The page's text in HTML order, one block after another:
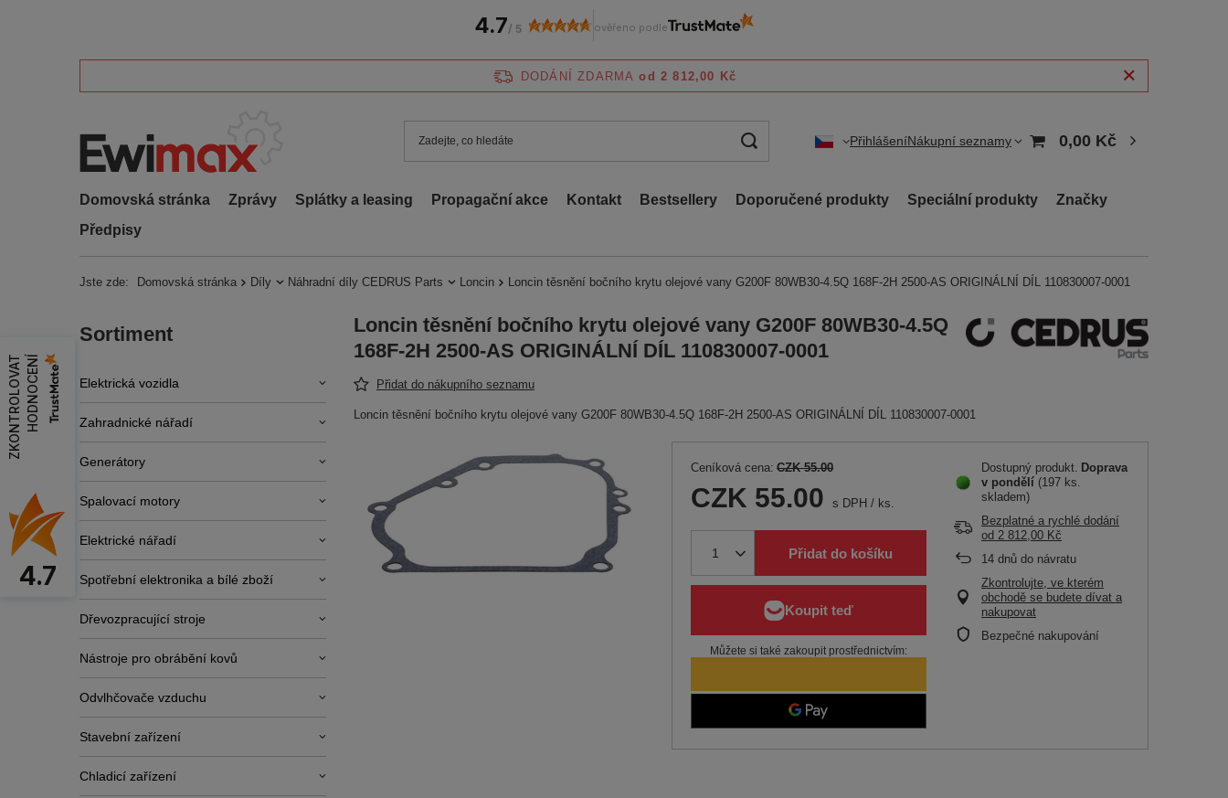
DODÁNÍ ZDARMA od 2 812,00 Kč
PřihlášeníNákupní seznamy 0,00 Kč
Domovská stránka Zprávy Splátky a leasing Propagační akce Kontakt Bestsellery Doporučené produkty Speciální produkty
Značky
Předpisy
Jste zde: Domovská stránka Díly Náhradní díly CEDRUS Parts Loncin Loncin těsnění bočního krytu olejové vany G200F 80WB30-4.5Q 168F-2H 2500-AS ORIGINÁLNÍ DÍL 110830007-0001
Sortiment
Elektrická vozidla
Zahradnické nářadí
Generátory
Spalovací motory
Elektrické nářadí
Spotřební elektronika a bílé zboží
Dřevozpracující stroje
Nástroje pro obrábění kovů
Odvlhčovače vzduchu
Stavební zařízení
Chladicí zařízení
Loncin těsnění bočního krytu olejové vany G200F 80WB30-4.5Q
168F-2H 2500-AS ORIGINÁLNÍ DÍL 110830007-0001
Přidat do nákupního seznamu
Loncin těsnění bočního krytu olejové vany G200F 80WB30-4.5Q 168F-2H 2500-AS ORIGINÁLNÍ DÍL 110830007-0001
Ceníková cena: CZK 55.00
CZK 55.00 s DPH / ks.
Přidat do košíku
Můžete si také zakoupit prostřednictvím:
Dostupný produkt Doprava
v pondělí (197 ks.
skladem)
Bezplatné a rychlé dodání
od 2 812,00 Kč
14 dnů do návratu
Zkontrolujte, ve kterém
obchodě se budete dívat a
nakupovat
Bezpečné nakupování
4.7/ 5 ověřeno podle
Z
K
O
N
T
R
O
L
O
V
A
T
H
O
D
N
O
C
E
NÍ
4.7